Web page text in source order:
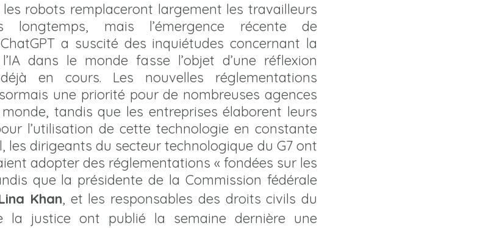
les robots remplaceront largement les travailleurs
longtemps, mais l’émergence récente de
a suscité des inquiétudes concernant la
dans le monde fasse l’objet d’une réflexion
en cours. Les nouvelles réglementations
une priorité pour de nombreuses agences
tandis que les entreprises élaborent leurs
l’utilisation de cette technologie en constante
les dirigeants du secteur technologique du G7 ont
adopter des réglementations « fondées sur les
que la présidente de la Commission fédérale
Khan, et les responsables des droits civils du
la justice ont publié la semaine dernière une